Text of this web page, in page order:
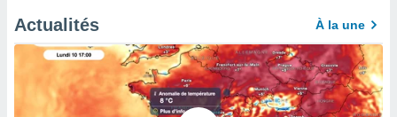
Actualités À la une